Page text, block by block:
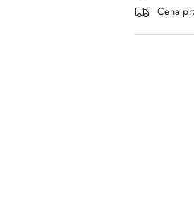
Cena